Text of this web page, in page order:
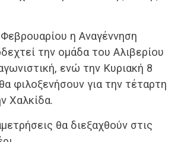
η Αναγέννηση
την ομάδα του Αλιβερίου
ενώ την Κυριακή 8
φιλοξενήσουν για την τέταρτη
Χαλκίδα.
θα διεξαχθούν στις